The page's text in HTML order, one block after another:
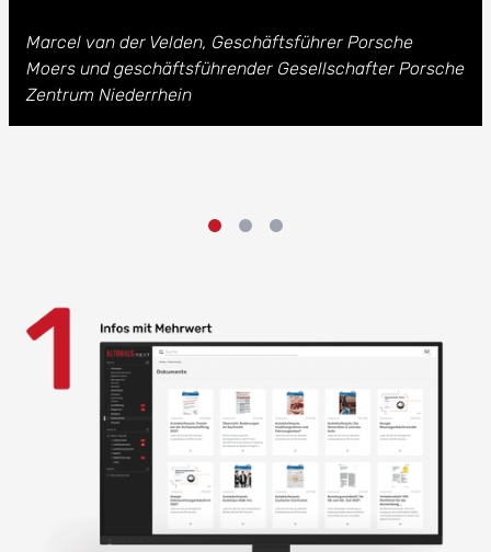
Marcel van der Velden, Geschäftsführer Porsche
Moers und geschäftsführender Gesellschafter Porsche
Zentrum Niederrhein